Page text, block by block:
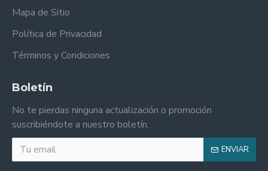
Mapa de Sitio
Política de Privacidad
Términos y Condiciones
Boletín
No te pierdas ninguna actualización o promoción
suscribiéndote a nuestro boletín.
ENVIAR